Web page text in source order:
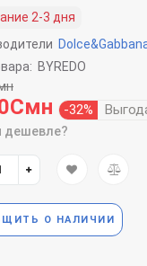
2-3 дня
BYREDO
-32%
дешевле?
О НАЛИЧИИ